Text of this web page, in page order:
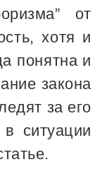
от
хотя и
понятна и
закона
за его
ситуации